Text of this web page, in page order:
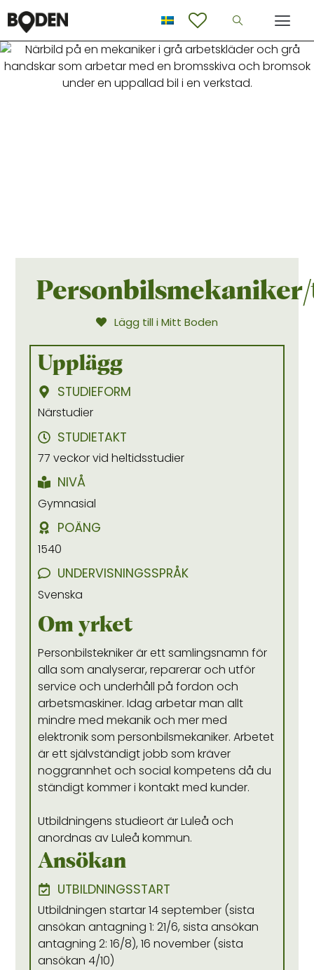
Lägg till i Mitt Boden
Upplägg
STUDIEFORM
Närstudier
STUDIETAKT
77 veckor vid heltidsstudier
NIVÅ
Gymnasial
POÄNG
1540
UNDERVISNINGSSPRÅK
Svenska
Om yrket
Personbilstekniker är ett samlingsnamn för
alla som analyserar, reparerar och utför
service och underhåll på fordon och
arbetsmaskiner. Idag arbetar man allt
mindre med mekanik och mer med
elektronik som personbilsmekaniker. Arbetet
är ett självständigt jobb som kräver
noggrannhet och social kompetens då du
ständigt kommer i kontakt med kunder.
Utbildningens studieort är Luleå och
anordnas av Luleå kommun.
Ansökan
UTBILDNINGSSTART
Utbildningen startar 14 september (sista
ansökan antagning 1: 21/6, sista ansökan
antagning 2: 16/8), 16 november (sista
ansökan 4/10)